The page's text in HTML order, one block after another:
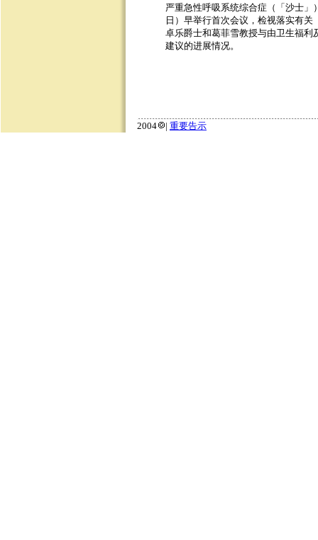
严重急性呼吸系统综合症（「沙士
日）早举行首次会议，检视落实有
卓乐爵士和葛菲雪教授与由卫生福
建议的进展情况。
2004 | 重要告示